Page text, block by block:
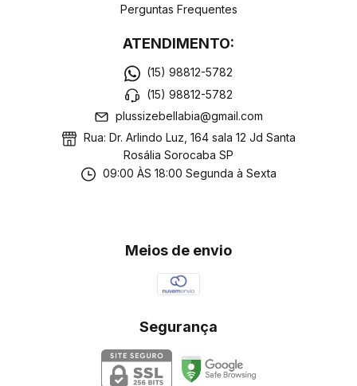
Perguntas Frequentes
ATENDIMENTO:
(15) 98812-5782
(15) 98812-5782
plussizebellabia@gmail.com
Rua: Dr. Arlindo Luz, 164 sala 12 Jd Santa
Rosália Sorocaba SP
09:00 ÀS 18:00 Segunda à Sexta
Meios de envio
Segurança